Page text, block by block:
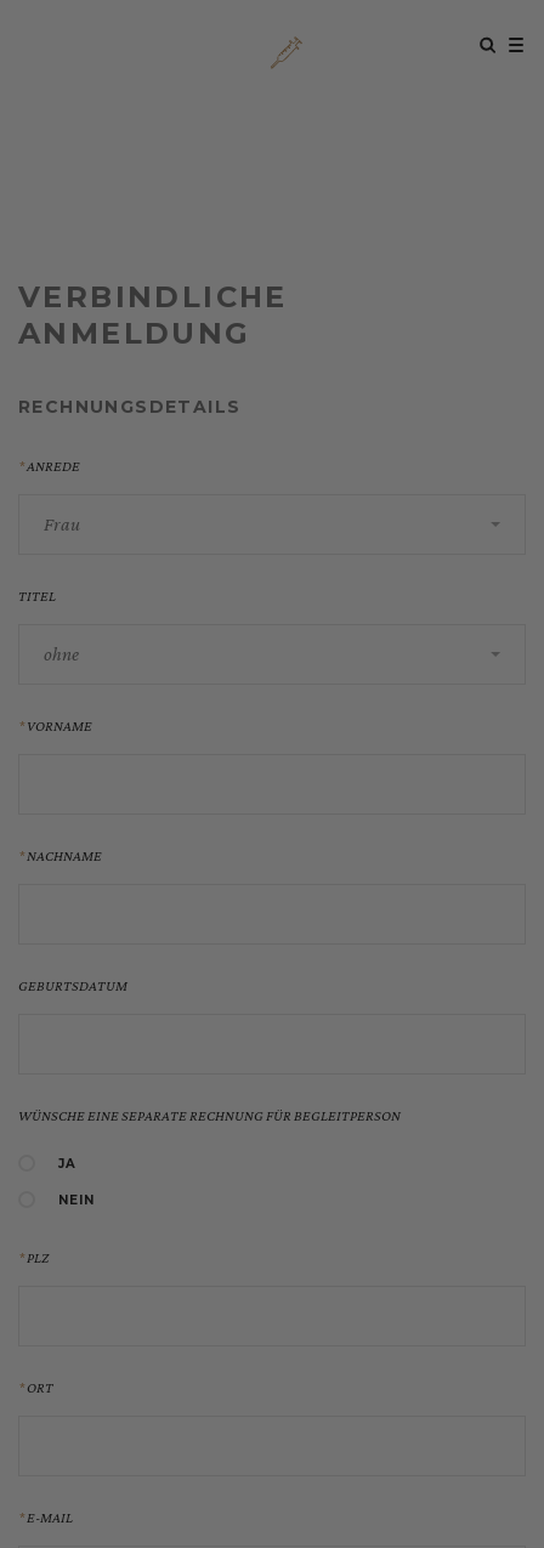
VERBINDLICHE
ANMELDUNG
RECHNUNGSDETAILS
ANREDE
Frau
TITEL
ohne
VORNAME
NACHNAME
GEBURTSDATUM
WÜNSCHE EINE SEPARATE RECHNUNG FÜR BEGLEITPERSON
JA
NEIN
PLZ
ORT
E-MAIL